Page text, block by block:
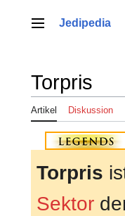
springenHauptmenü
Jedipedia
Torpris
Artikel Diskussion
Torpris
Sektor